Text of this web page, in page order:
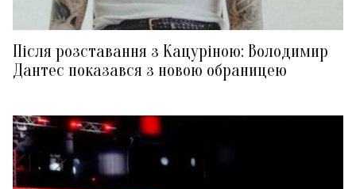
Після розставання з Кацуріною: Володимир
Дантес показався з новою обраницею